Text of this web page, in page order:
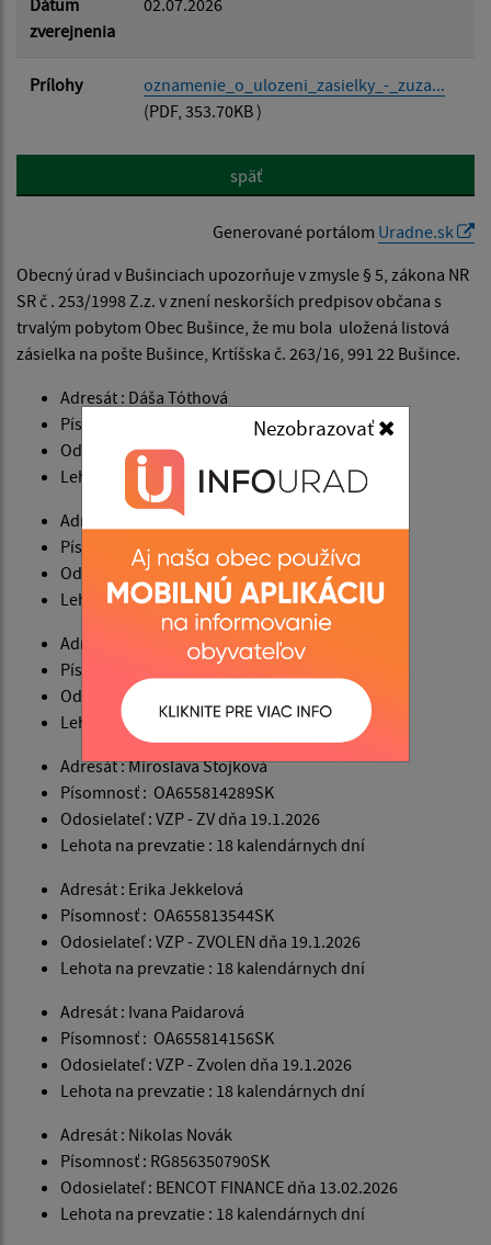
Nezobrazovať
Dátum
zverejnenia
02.07.2026
Prílohy
oznamenie_o_ulozeni_zasielky_-_zuza...
(PDF, 353.70KB )
späť
Generované portálom Uradne.sk
Obecný úrad v Bušinciach upozorňuje v zmysle § 5, zákona NR
SR č . 253/1998 Z.z. v znení neskorších predpisov občana s
trvalým pobytom Obec Bušince, že mu bola uložená listová
zásielka na pošte Bušince, Krtíšska č. 263/16, 991 22 Bušince.
Adresát : Dáša Tóthová
Písomnosť : SK156118374SK
Odosielateľ : ÚPSVAR- VK, dňa 7.1.2026
Lehota na prevzatie : 18 kalendárnych dní
Adresát : Bianka Jekkelová
Písomnosť : SK156118374SK
Odosielateľ : VZP - LC dňa 12.1.2026
Lehota na prevzatie : 18 kalendárnych dní
Adresát : Arpád Bombor
Písomnosť : OA637103353SK
Odosielateľ : VZP - LC dňa 16.1.2026
Lehota na prevzatie : 18 kalendárnych dní
Adresát : Miroslava Stojková
Písomnosť : OA655814289SK
Odosielateľ : VZP - ZV dňa 19.1.2026
Lehota na prevzatie : 18 kalendárnych dní
Adresát : Erika Jekkelová
Písomnosť : OA655813544SK
Odosielateľ : VZP - ZVOLEN dňa 19.1.2026
Lehota na prevzatie : 18 kalendárnych dní
Adresát : Ivana Paidarová
Písomnosť : OA655814156SK
Odosielateľ : VZP - Zvolen dňa 19.1.2026
Lehota na prevzatie : 18 kalendárnych dní
Adresát : Nikolas Novák
Písomnosť : RG856350790SK
Odosielateľ : BENCOT FINANCE dňa 13.02.2026
Lehota na prevzatie : 18 kalendárnych dní